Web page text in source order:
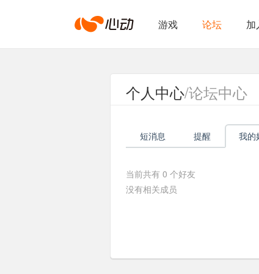
心
动
络
游戏 论坛 加
个人中心/论坛中心
短消息 提醒 我的
当前共有 0 个好友
没有相关成员